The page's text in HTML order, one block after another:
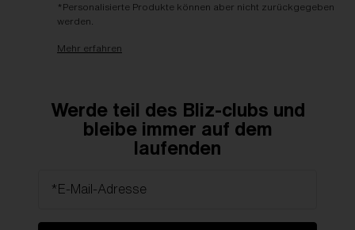
*Personalisierte Produkte können aber nicht zurückgegeben
werden.
Mehr erfahren
Werde teil des Bliz-clubs und
bleibe immer auf dem
laufenden
*E-Mail-Adresse